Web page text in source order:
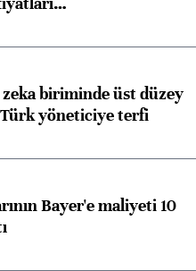
zeka biriminde üst düzey
yöneticiye terfi
Bayer'e maliyeti 10